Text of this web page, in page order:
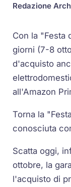
Redazione
Con la "Festa
giorni (7-8
d'acquisto
all'Amazon
Torna la
conosciuta
Scatta oggi,
ottobre, la
l'acquisto di